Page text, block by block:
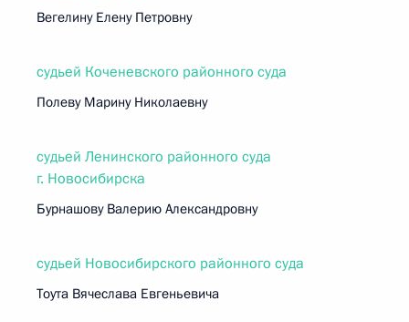
Вегелину Елену Петровну
судьей Коченевского районного суда
Полеву Марину Николаевну
судьей Ленинского районного суда
г. Новосибирска
Бурнашову Валерию Александровну
судьей Новосибирского районного суда
Тоута Вячеслава Евгеньевича